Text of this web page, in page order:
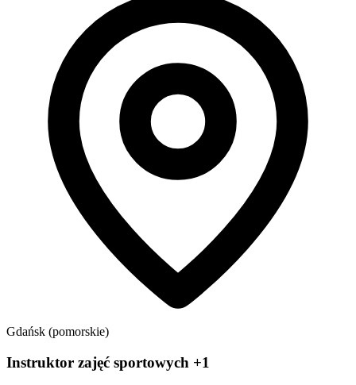
Gdańsk (pomorskie)
Instruktor zajęć sportowych +1